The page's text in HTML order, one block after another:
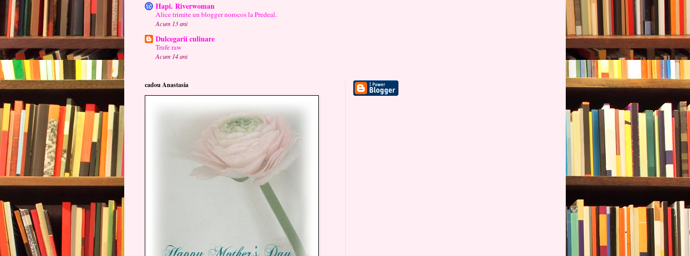
Hapi. Riverwoman
Alice trimite un blogger norocos la Predeal.
Acum 13 ani
Dulcegarii culinare
Trufe raw
Acum 14 ani
cadou Anastasia